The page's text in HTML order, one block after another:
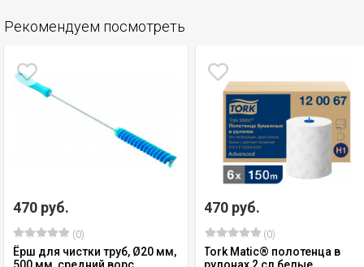
Рекомендуем посмотреть
470 руб.
(0)
Ёрш для чистки труб, Ø20 мм,
470 руб.
(0)
Tork Matic® полотенца в